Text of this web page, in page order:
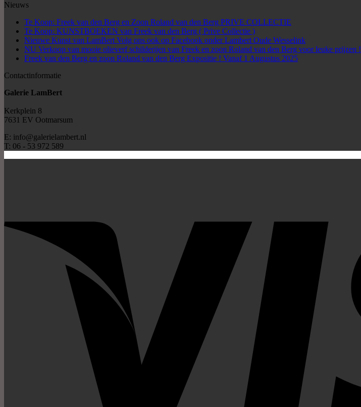
Nieuws
Te Koop: Freek van den Berg en Zoon Roland van den Berg PRIVE COLLECTIE
Te Koop: KUNSTBOEKEN van Freek van den Berg ( Prive Collectie )
Nieuwe Kunst van LamBert Volg ons ook op Facebook onder Lambert Oude Wesselink
NU Verkoop van mooie olieverf schilderijen van Freek en zoon Roland van den Berg voor leuke prijzen !
Freek van den Berg en zoon Roland van den Berg Expositie ! Vanaf 1 Augustus 2025
Contactinformatie
Galerie LamBert
Kerkplein 8
7631 EV Ootmarsum
E: info@galerielambert.nl
T: 06 - 53 972 589